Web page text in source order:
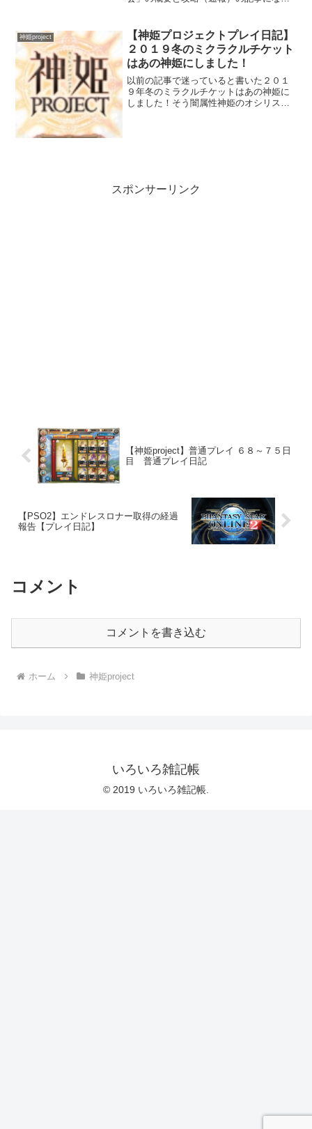
チャージターン３レイジングゲージあり
ターンの終了時に自己バフ...
神姫project
【神姫プロジェクトプレイ日記】
２０１９冬のミクラクルチケット
はあの神姫にしました！
以前の記事で迷っていると書いた２０１
９年冬のミラクルチケットはあの神姫に
しました！そう闇属性神姫のオシリスで
スポンサーリンク
【神姫project】普通プレイ ６８～７５日
目 普通プレイ日記
【PSO2】エンドレスロナー取得の経過
報告【プレイ日記】
コメント
コメントを書き込む
ホーム 神姫project
いろいろ雑記帳
© 2019 いろいろ雑記帳.